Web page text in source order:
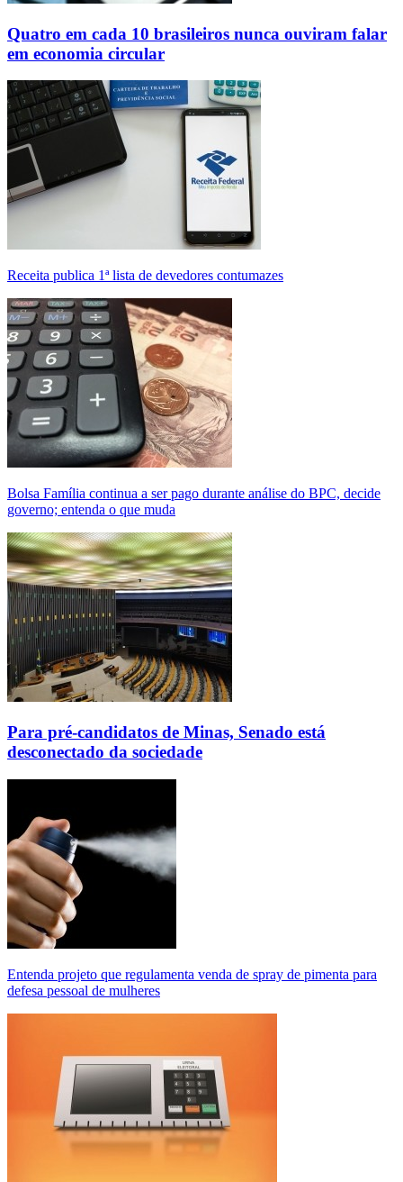
Quatro em cada 10 brasileiros nunca ouviram falar
em economia circular
Receita publica 1ª lista de devedores contumazes
Bolsa Família continua a ser pago durante análise do BPC, decide
governo; entenda o que muda
Para pré-candidatos de Minas, Senado está
desconectado da sociedade
Entenda projeto que regulamenta venda de spray de pimenta para
defesa pessoal de mulheres